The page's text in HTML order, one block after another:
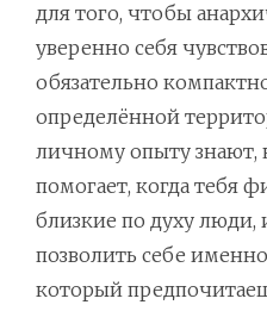
для того, чтобы
уверенно себя
обязательно
определённой
личному опыту знают,
помогает, когда тебя
близкие по духу
позволить себе
который